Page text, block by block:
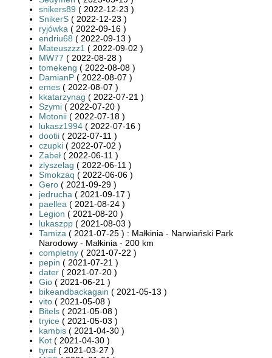
snikers89 ( 2022-12-23 )
SnikerS ( 2022-12-23 )
ryjówka ( 2022-09-16 )
endriu68 ( 2022-09-13 )
Mateuszzz1 ( 2022-09-02 )
MW77 ( 2022-08-28 )
tomekeng ( 2022-08-08 )
DamianP ( 2022-08-07 )
emes ( 2022-08-07 )
kkatarzynag ( 2022-07-21 )
Szymi ( 2022-07-20 )
Motonii ( 2022-07-18 )
lukasz1994 ( 2022-07-16 )
dootii ( 2022-07-11 )
czupki ( 2022-07-02 )
Zabeł ( 2022-06-11 )
zlyszelag ( 2022-06-11 )
Smokzaq ( 2022-06-06 )
Gero ( 2021-09-29 )
jedrucha ( 2021-09-17 )
paellea ( 2021-08-24 )
Legion ( 2021-08-20 )
lukaszpp ( 2021-08-03 )
Tamiza ( 2021-07-25 ) : Małkinia - Narwiański Park
Narodowy - Małkinia - 200 km
completny ( 2021-07-22 )
pepin ( 2021-07-21 )
dater ( 2021-07-20 )
Gio ( 2021-06-21 )
bikeandbackagain ( 2021-05-13 )
vito ( 2021-05-08 )
Bitels ( 2021-05-08 )
tryice ( 2021-05-03 )
kambis ( 2021-04-30 )
Kot ( 2021-04-30 )
tyraf ( 2021-03-27 )